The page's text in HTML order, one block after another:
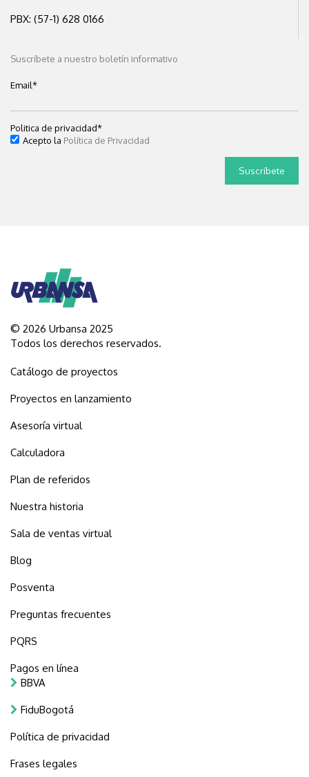
PBX: (57-1) 628 0166
Suscríbete a nuestro boletín informativo
Email*
Politica de privacidad*
Acepto la Política de Privacidad
© 2026 Urbansa 2025
Todos los derechos reservados.
Catálogo de proyectos
Proyectos en lanzamiento
Asesoría virtual
Calculadora
Plan de referidos
Nuestra historia
Sala de ventas virtual
Blog
Posventa
Preguntas frecuentes
PQRS
Pagos en línea
BBVA
FiduBogotá
Política de privacidad
Frases legales